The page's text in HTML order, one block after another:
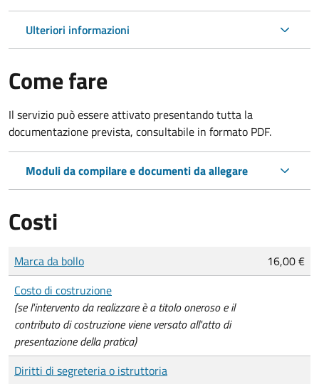
Ulteriori informazioni
Come fare
Il servizio può essere attivato presentando tutta la
documentazione prevista, consultabile in formato PDF.
Moduli da compilare e documenti da allegare
Costi
Tipo di pagamento
Importo
Marca da bollo
16,00 €
Costo di costruzione
(se l'intervento da realizzare è a titolo oneroso e il
contributo di costruzione viene versato all'atto di
presentazione della pratica)
Diritti di segreteria o istruttoria